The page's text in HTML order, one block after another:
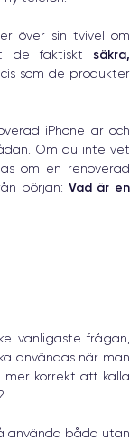
över sin tvivel om
de faktiskt säkra,
som de produkter
iPhone är och
Om du inte vet
om en renoverad
början: Vad är en
vanligaste frågan,
användas när man
korrekt att kalla
använda båda utan